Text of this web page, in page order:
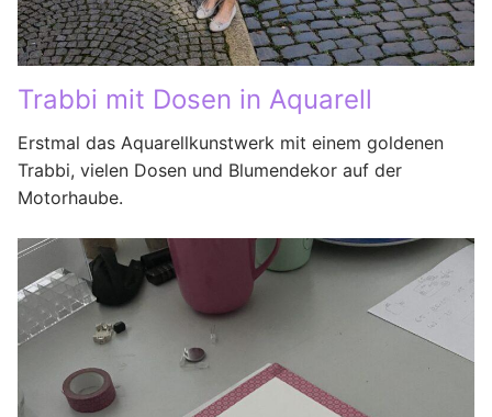
Trabbi mit Dosen in Aquarell
Erstmal das Aquarellkunstwerk mit einem goldenen
Trabbi, vielen Dosen und Blumendekor auf der
Motorhaube.